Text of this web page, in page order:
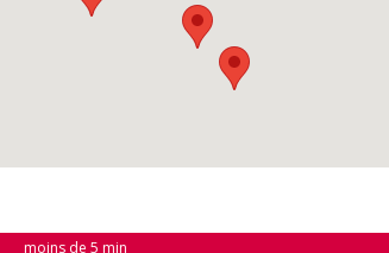
moins de 5 min